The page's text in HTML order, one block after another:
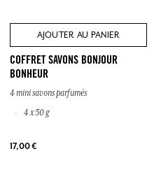
AJOUTER AU PANIER
COFFRET SAVONS BONJOUR
BONHEUR
4 mini savons parfumés
4 x 50 g
17,00 €